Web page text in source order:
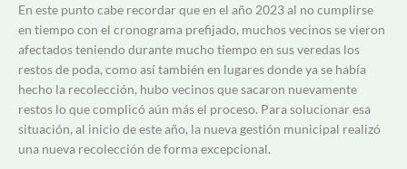
En este punto cabe recordar que en el año 2023 al no cumplirse
en tiempo con el cronograma prefijado, muchos vecinos se vieron
afectados teniendo durante mucho tiempo en sus veredas los
restos de poda, como así también en lugares donde ya se había
hecho la recolección, hubo vecinos que sacaron nuevamente
restos lo que complicó aún más el proceso. Para solucionar esa
situación, al inicio de este año, la nueva gestión municipal realizó
una nueva recolección de forma excepcional.